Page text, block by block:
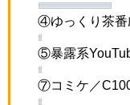
④ゆっくり茶番
⑤暴露系
⑦コミケ／